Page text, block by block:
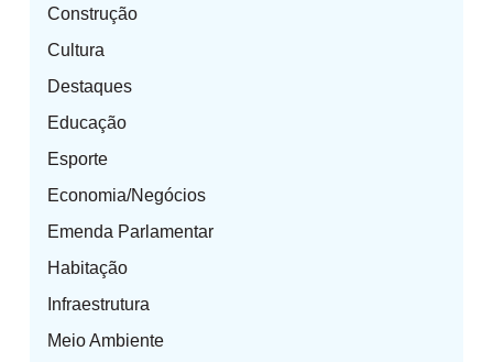
Construção
Cultura
Destaques
Educação
Esporte
Economia/Negócios
Emenda Parlamentar
Habitação
Infraestrutura
Meio Ambiente